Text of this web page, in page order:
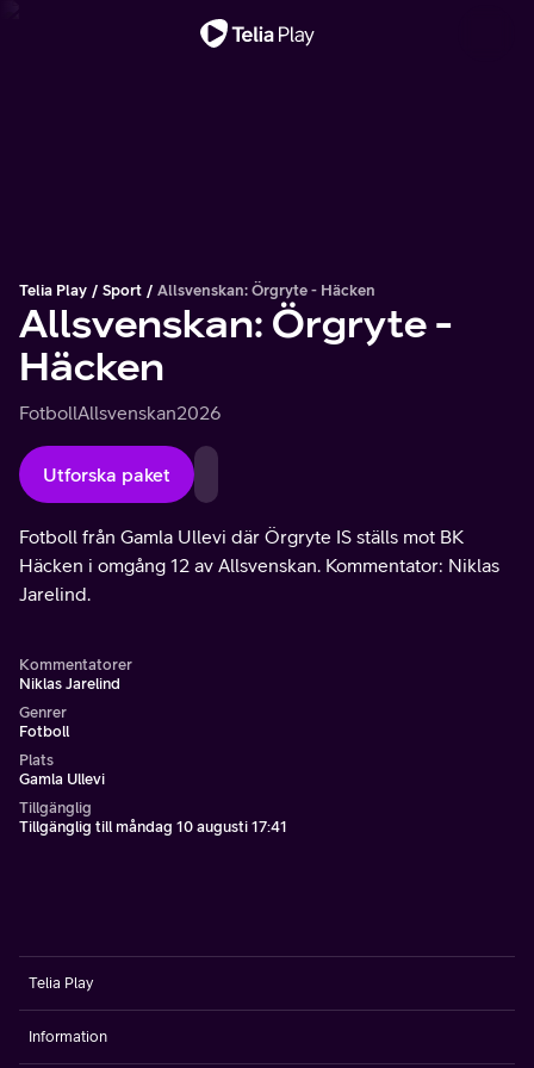
Telia Play Sport Allsvenskan: Örgryte - Häcken
Allsvenskan: Örgryte -
Häcken
FotbollAllsvenskan2026
Utforska paket
Fotboll från Gamla Ullevi där Örgryte IS ställs mot BK
Häcken i omgång 12 av Allsvenskan. Kommentator: Niklas
Jarelind.
Kommentatorer
Niklas Jarelind
Genrer
Fotboll
Plats
Gamla Ullevi
Tillgänglig
Tillgänglig till måndag 10 augusti 17:41
Telia Play
Information